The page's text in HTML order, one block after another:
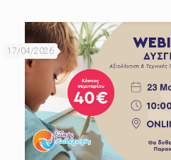
17/04/2026